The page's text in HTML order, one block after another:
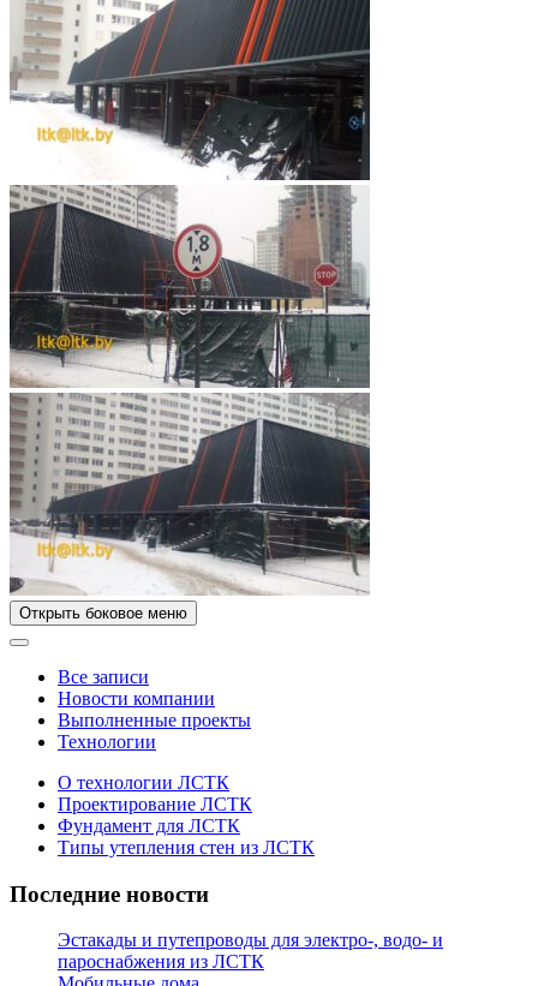
Открыть боковое меню
Все записи
Новости компании
Выполненные проекты
Технологии
О технологии ЛСТК
Проектирование ЛСТК
Фундамент для ЛСТК
Типы утепления стен из ЛСТК
Последние новости
Эстакады и путепроводы для электро-, водо- и
пароснабжения из ЛСТК